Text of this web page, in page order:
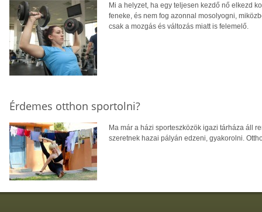
Mi a helyzet, ha egy teljesen kezdő nő elkezd
feneke, és nem fog azonnal mosolyogni,
csak a mozgás és változás miatt is felemelő.
Érdemes otthon sportolni?
Ma már a házi sporteszközök igazi tárháza áll
szeretnek hazai pályán edzeni, gyakorolni.